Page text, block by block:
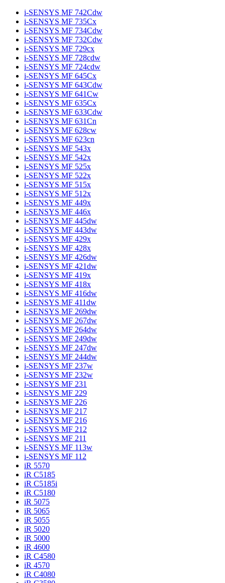
i-SENSYS MF 742Cdw
i-SENSYS MF 735Cx
i-SENSYS MF 734Cdw
i-SENSYS MF 732Cdw
i-SENSYS MF 729cx
i-SENSYS MF 728cdw
i-SENSYS MF 724cdw
i-SENSYS MF 645Cx
i-SENSYS MF 643Cdw
i-SENSYS MF 641Cw
i-SENSYS MF 635Cx
i-SENSYS MF 633Cdw
i-SENSYS MF 631Cn
i-SENSYS MF 628cw
i-SENSYS MF 623cn
i-SENSYS MF 543x
i-SENSYS MF 542x
i-SENSYS MF 525x
i-SENSYS MF 522x
i-SENSYS MF 515x
i-SENSYS MF 512x
i-SENSYS MF 449x
i-SENSYS MF 446x
i-SENSYS MF 445dw
i-SENSYS MF 443dw
i-SENSYS MF 429x
i-SENSYS MF 428x
i-SENSYS MF 426dw
i-SENSYS MF 421dw
i-SENSYS MF 419x
i-SENSYS MF 418x
i-SENSYS MF 416dw
i-SENSYS MF 411dw
i-SENSYS MF 269dw
i-SENSYS MF 267dw
i-SENSYS MF 264dw
i-SENSYS MF 249dw
i-SENSYS MF 247dw
i-SENSYS MF 244dw
i-SENSYS MF 237w
i-SENSYS MF 232w
i-SENSYS MF 231
i-SENSYS MF 229
i-SENSYS MF 226
i-SENSYS MF 217
i-SENSYS MF 216
i-SENSYS MF 212
i-SENSYS MF 211
i-SENSYS MF 113w
i-SENSYS MF 112
iR 5570
iR C5185
iR C5185i
iR C5180
iR 5075
iR 5065
iR 5055
iR 5020
iR 5000
iR 4600
iR C4580
iR 4570
iR C4080